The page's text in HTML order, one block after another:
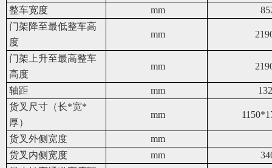
整车宽度
mm
门架降至最低整车高
度
mm
门架上升至最高整车
高度
mm
轴距 mm
货叉尺寸（长*宽*
厚）
mm
货叉外侧宽度
mm
货叉内侧宽度
mm